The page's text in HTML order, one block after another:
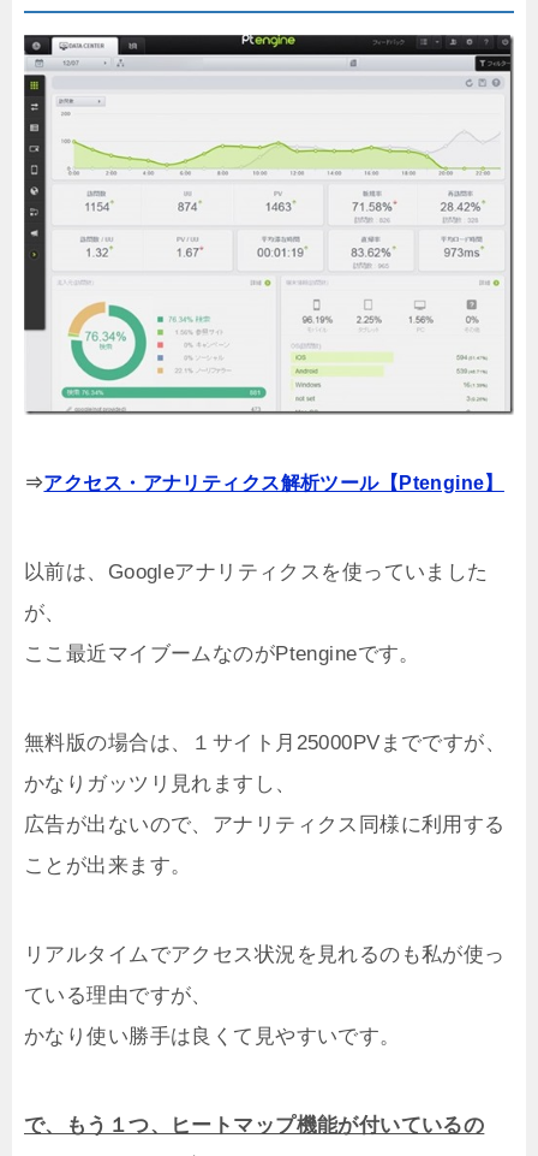
⇒アクセス・アナリティクス解析ツール【Ptengine】
以前は、Googleアナリティクスを使っていました
が、
ここ最近マイブームなのがPtengineです。
無料版の場合は、１サイト月25000PVまでですが、
かなりガッツリ見れますし、
広告が出ないので、アナリティクス同様に利用する
ことが出来ます。
リアルタイムでアクセス状況を見れるのも私が使っ
ている理由ですが、
かなり使い勝手は良くて見やすいです。
で、もう１つ、ヒートマップ機能が付いているの